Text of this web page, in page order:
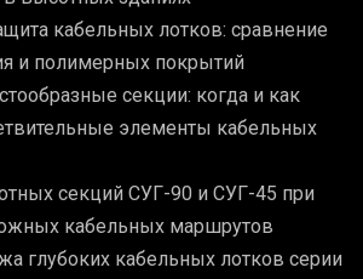
кабельных лотков: сравнение
и полимерных покрытий
секции: когда и как
элементы кабельных
секций СУГ-90 и СУГ-45 при
кабельных маршрутов
глубоких кабельных лотков серии